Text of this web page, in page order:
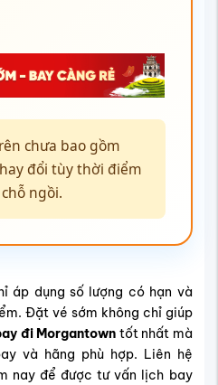
chưa bao gồm
đổi tùy thời điểm
ngồi.
áp dụng số lượng có hạn và
Đặt vé sớm không chỉ giúp
đi Morgantown tốt nhất mà
và hãng phù hợp. Liên hệ
nay để được tư vấn lịch bay